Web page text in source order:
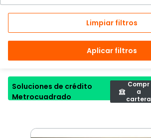
Limpiar filtros
Aplicar filtros
Soluciones de crédito
Metrocuadrado
Compr
a
cartera